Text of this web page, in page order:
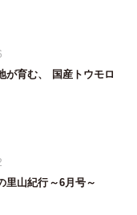
が育む、 国産トウモロ
里山紀行～6月号～